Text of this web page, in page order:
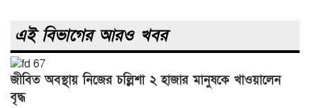
এই বিভাগের আরও খবর
জীবিত অবস্থায় নিজের চল্লিশা ২ হাজার মানুষকে খাওয়ালেন
বৃদ্ধ